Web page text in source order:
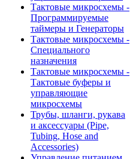
Тактовые микросхемы -
Программируемые
таймеры и Генераторы
Тактовые микросхемы -
Специального
назначения
Тактовые микросхемы -
Тактовые буферы и
управляющие
микросхемы
Трубы, шланги, рукава
и аксессуары (Pipe,
Tubing, Hose and
Accessories)